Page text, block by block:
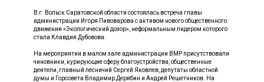
В г. Вольск Саратовской области состоялась встреча главы
администрации Игоря Пивоварова с активом нового общественного
движения «Экологический дозор», неформальным лидером которого
стала Клавдия Дубовова.
На мероприятии в малом зале администрации ВМР присутствовали
чиновники, курирующие сферу благоустройства, общественные
деятели, главный лесничий Сергей Яковлев, депутаты областной
думы и Горсовета Владимир Дерябин и Андрей Решетников. На